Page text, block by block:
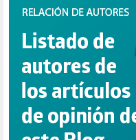
CINE (35)
COMPROMISO (2)
CONFERENCIA (1)
CONSUMO (1)
CORONAVIRUS (155)
CORRUPCIÓN (215)
CULTURA (704)
DANA (78)